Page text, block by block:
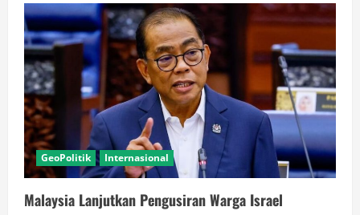
Kakao
Almarhum
Rachmat
Gobel
Berlanjut,
Gubernur
Gorontalo
Optimistis
Sektor
Ekonomi
Baru
Tumbuh
GeoPolitik Internasional
Malaysia Lanjutkan Pengusiran Warga Israel